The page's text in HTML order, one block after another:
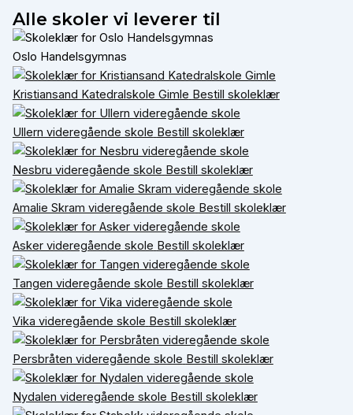
Alle skoler vi leverer til
Oslo Handelsgymnas
Kristiansand Katedralskole Gimle Bestill skoleklær
Ullern videregående skole Bestill skoleklær
Nesbru videregående skole Bestill skoleklær
Amalie Skram videregående skole Bestill skoleklær
Asker videregående skole Bestill skoleklær
Tangen videregående skole Bestill skoleklær
Vika videregående skole Bestill skoleklær
Persbråten videregående skole Bestill skoleklær
Nydalen videregående skole Bestill skoleklær